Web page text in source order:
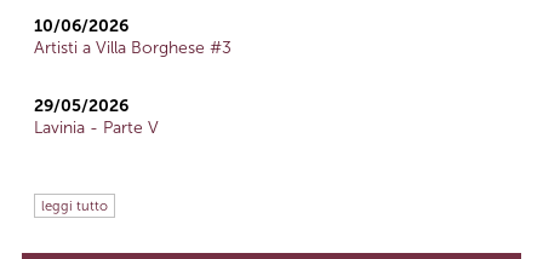
10/06/2026
Artisti a Villa Borghese #3
29/05/2026
Lavinia - Parte V
leggi tutto